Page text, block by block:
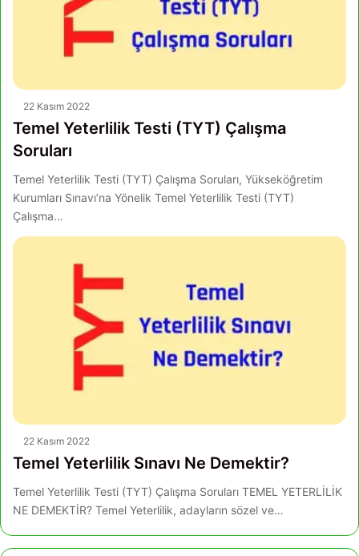
22 Kasım 2022
Temel Yeterlilik Testi (TYT) Çalışma
Soruları
Temel Yeterlilik Testi (TYT) Çalışma Soruları, Yükseköğretim
Kurumları Sınavı’na Yönelik Temel Yeterlilik Testi (TYT)
Çalışma…
22 Kasım 2022
Temel Yeterlilik Sınavı Ne Demektir?
Temel Yeterlilik Testi (TYT) Çalışma Soruları TEMEL YETERLİLİK
NE DEMEKTİR? Temel Yeterlilik, adayların sözel ve…